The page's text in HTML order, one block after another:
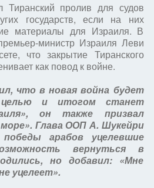
Тиранский пролив для судов
государств, если на них
материалы для Израиля. В
министр Израиля Леви
что закрытие Тиранского
как повод к войне.
что в новая война будет
и итогом станет
он также призвал
Глава ООП А. Шукейри
арабов уцелевшие
вернуться в
но добавил: «Мне
уцелеет».